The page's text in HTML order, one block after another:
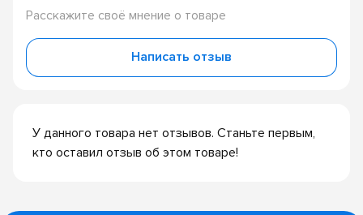
У данного товара нет отзывов. Станьте первым,
кто оставил отзыв об этом товаре!
Расскажите своё мнение о товаре
Написать отзыв